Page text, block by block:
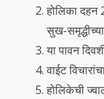
होलिका दहन
सुख-
या पावन
वाईट
होलिकेची